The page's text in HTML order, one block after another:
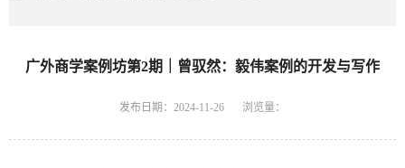
广外商学案例坊第2期｜曾驭然：毅伟案例的开发与写作
发布日期：2024-11-26 浏览量：